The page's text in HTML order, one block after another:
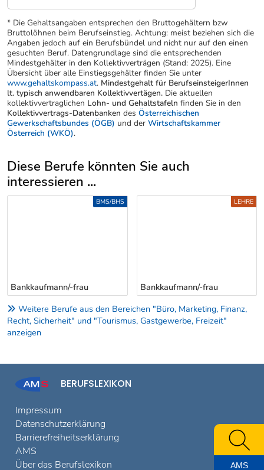
* Die Gehaltsangaben entsprechen den Bruttogehältern bzw
Bruttolöhnen beim Berufseinstieg. Achtung: meist beziehen sich die
Angaben jedoch auf ein Berufsbündel und nicht nur auf den einen
gesuchten Beruf. Datengrundlage sind die entsprechenden
Mindestgehälter in den Kollektivverträgen (Stand: 2025). Eine
Übersicht über alle Einstiegsgehälter finden Sie unter
www.gehaltskompass.at. Mindestgehalt für BerufseinsteigerInnen
lt. typisch anwendbaren Kollektivvertägen. Die aktuellen
kollektivvertraglichen Lohn- und Gehaltstafeln finden Sie in den
Kollektivvertrags-Datenbanken des Österreichischen
Gewerkschaftsbundes (ÖGB) und der Wirtschaftskammer
Österreich (WKÖ).
Diese Berufe könnten Sie auch
interessieren ...
Uber weitere Berufsvorschläge
Bankkaufmann/-frau
BMS/BHS
Bankkaufmann/-frau
LEHRE
Weitere Berufe aus den Bereichen "Büro, Marketing, Finanz,
Recht, Sicherheit" und "Tourismus, Gastgewerbe, Freizeit"
anzeigen
BERUFSLEXIKON
Impressum
Datenschutzerklärung
Barrierefreiheitserklärung
AMS
Über das Berufslexikon
AMS